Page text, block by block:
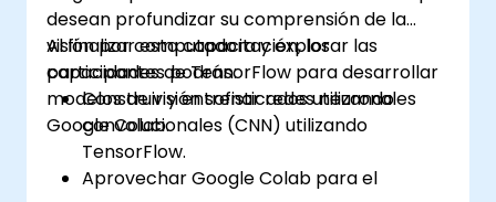
desean profundizar su comprensión de la
visión por computadora y explorar las
capacidades de TensorFlow para desarrollar
modelos de visión sofisticados utilizando
Google Colab.
Al finalizar esta capacitación, los
participantes podrán:
Construir y entrenar redes neuronales
convolucionales (CNN) utilizando
TensorFlow.
Aprovechar Google Colab para el